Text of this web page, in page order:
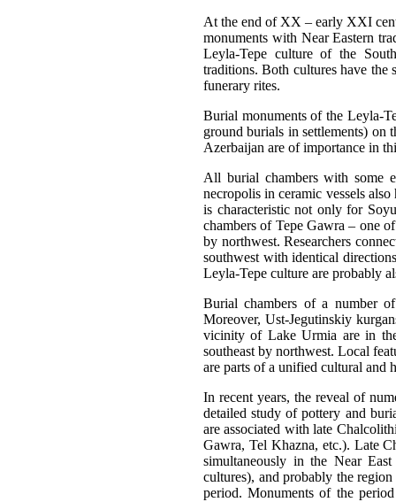
At the end of XX – early XXI
monuments with Near Eastern
Leyla-Tepe culture of the
traditions. Both cultures have the
funerary rites.
Burial monuments of the Leyla-
ground burials in settlements) on
Azerbaijan are of importance in
All burial chambers with some
necropolis in ceramic vessels
is characteristic not only for
chambers of Tepe Gawra – one
by northwest. Researchers
southwest with identical
Leyla-Tepe culture are probably
Burial chambers of a number
Moreover, Ust-Jegutinskiy
vicinity of Lake Urmia are in
southeast by northwest. Local
are parts of a unified cultural and
In recent years, the reveal of
detailed study of pottery and
are associated with late
Gawra, Tel Khazna, etc.). Late
simultaneously in the Near
cultures), and probably the
period. Monuments of the